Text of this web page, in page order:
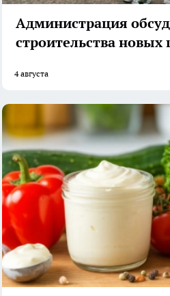
Администрация
строительства
4 августа